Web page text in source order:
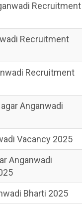
Recruitment
Recruitment
Recruitment
Anganwadi
Vacancy 2025
Anganwadi
Bharti 2025